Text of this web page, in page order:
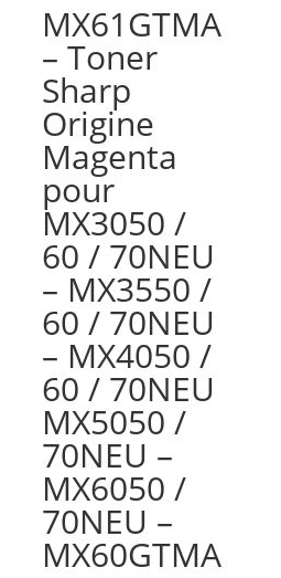
MX61GTMA
– Toner
Sharp
Origine
Magenta
pour
MX3050 /
60 / 70NEU
– MX3550 /
60 / 70NEU
– MX4050 /
60 / 70NEU
MX5050 /
70NEU –
MX6050 /
70NEU –
MX60GTMA